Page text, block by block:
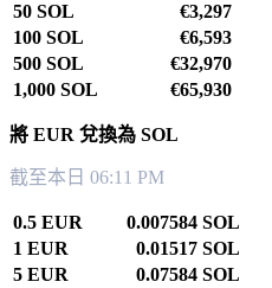
50 SOL
€3,297
100 SOL
€6,593
500 SOL
€32,970
1,000 SOL
€65,930
將 EUR 兌換為 SOL
截至本日 06:11 PM
0.5 EUR
0.007584 SOL
1 EUR
0.01517 SOL
5 EUR
0.07584 SOL